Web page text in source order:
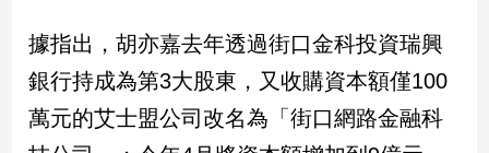
情
藝
術
／
據指出，胡亦嘉去年透過街口金科投資瑞興
銀行持成為第3大股東，又收購資本額僅100
萬元的艾士盟公司改名為「街口網路金融科